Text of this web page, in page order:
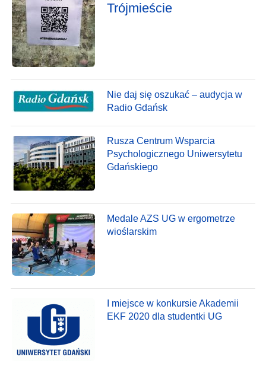
Trójmieście
Nie daj się oszukać – audycja w
Radio Gdańsk
Rusza Centrum Wsparcia
Psychologicznego Uniwersytetu
Gdańskiego
Medale AZS UG w ergometrze
wioślarskim
I miejsce w konkursie Akademii
EKF 2020 dla studentki UG